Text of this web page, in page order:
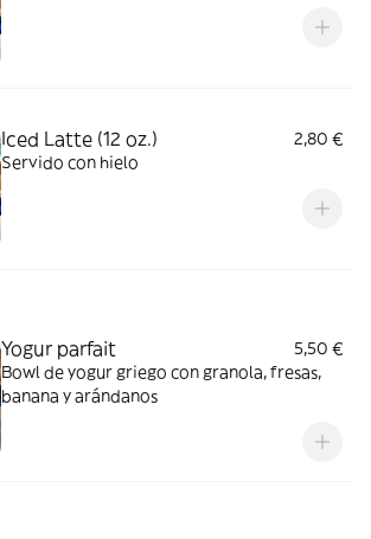
Iced Latte (12 oz.)
2,80 €
Servido con hielo
Yogur parfait
5,50 €
Bowl de yogur griego con granola, fresas,
banana y arándanos